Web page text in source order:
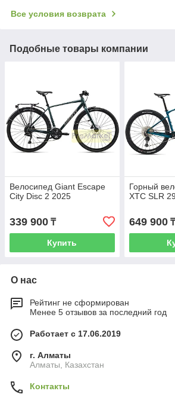
Все условия возврата
Подобные товары компании
Велосипед Giant Escape
City Disc 2 2025
339 900 ₸
Купить
Горный
XTC SLR
649 900₸
О нас
Рейтинг не сформирован
Менее 5 отзывов за последний год
Работает с 17.06.2019
г. Алматы
Алматы, Казахстан
Контакты